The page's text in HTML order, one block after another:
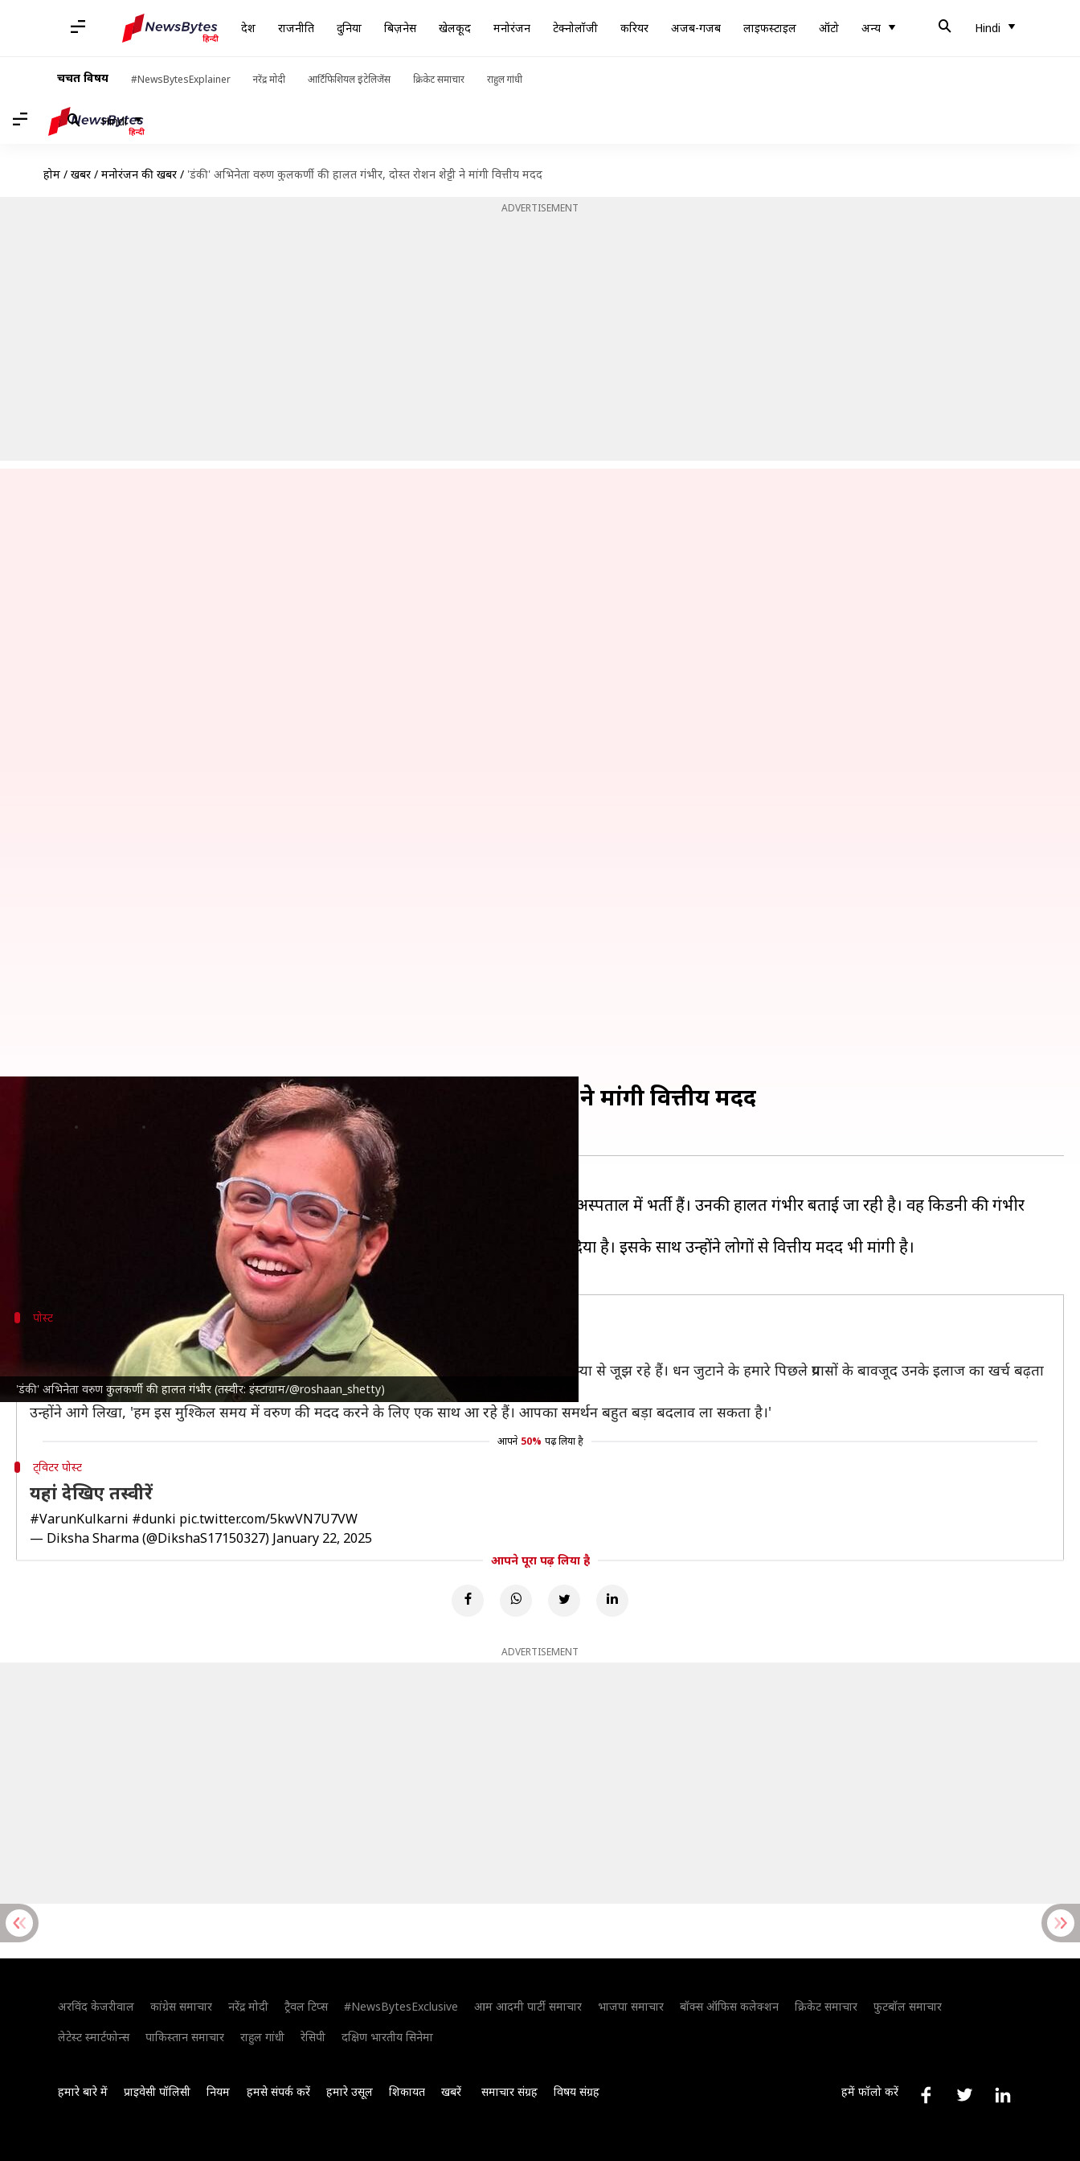
देश राजनीति दुनिया बिज़नेस खेलकूद मनोरंजन टेक्नोलॉजी करियर अजब-गजब लाइफस्टाइल ऑटो अन्य Hindi
चर्चित विषय #NewsBytesExplainer नरेंद्र मोदी आर्टिफिशियल इंटेलिजेंस क्रिकेट समाचार राहुल गांधी
Hindi
होम / खबरें / मनोरंजन की खबरें / 'डंकी' अभिनेता वरुण कुलकर्णी की हालत गंभीर, दोस्त रोशन शेट्टी ने मांगी वित्तीय मदद
ADVERTISEMENT
'डंकी' अभिनेता वरुण कुलकर्णी की हालत गंभीर (तस्वीर: इंस्टाग्राम/@roshaan_shetty)
'डंकी' अभिनेता वरुण कुलकर्णी की हालत गंभीर, दोस्त रोशन शेट्टी ने मांगी वित्तीय मदद
' में नजर आ चुके अभिनेता वरुण कुलकर्णी इस वक्त मुंबई के एक निजी अस्पताल में भर्ती हैं। उनकी हालत गंभीर बताई जा रही है। वह किडनी की गंभीर
अब वरुण के करीबी दोस्त और अभिनेता रोशन शेट्टी ने 'डंकी' अभिनेता के स्वास्थ्य के बारे में अपडेट दिया है। इसके साथ उन्होंने लोगों से वित्तीय मदद भी मांगी है।
पोस्ट
रोशन शेट्टी ने लिखा लंबा-चौड़ा नोट
रोशन ने लिखा, 'मेरे प्रिय मित्र और थिएटर के सह-कलाकार वरुण कुलकर्णी इस समय किडनी की गंभीर समस्या से जूझ रहे हैं। धन जुटाने के हमारे पिछले प्रयासों के बावजूद उनके इलाज का खर्च बढ़ता
जा रहा है। उन्हें सप्ताह में 2-3 बार डायलिसिस की आवश्यकता होती है।'
उन्होंने आगे लिखा, 'हम इस मुश्किल समय में वरुण की मदद करने के लिए एक साथ आ रहे हैं। आपका समर्थन बहुत बड़ा बदलाव ला सकता है।'
आपने 50% पढ़ लिया है
ट्विटर पोस्ट
यहां देखिए तस्वीरें
#VarunKulkarni #dunki pic.twitter.com/5kwVN7U7VW
— Diksha Sharma (@DikshaS17150327) January 22, 2025
आपने पूरा पढ़ लिया है
ADVERTISEMENT
अरविंद केजरीवाल कांग्रेस समाचार नरेंद्र मोदी ट्रैवल टिप्स #NewsBytesExclusive आम आदमी पार्टी समाचार भाजपा समाचार बॉक्स ऑफिस कलेक्शन क्रिकेट समाचार
फुटबॉल समाचार
लेटेस्ट स्मार्टफोन्स
पाकिस्तान समाचार राहुल गांधी रेसिपी दक्षिण भारतीय सिनेमा
हमारे बारे में प्राइवेसी पॉलिसी नियम हमसे संपर्क करें हमारे उसूल शिकायत खबरें समाचार संग्रह विषय संग्रह हमें फॉलो करें